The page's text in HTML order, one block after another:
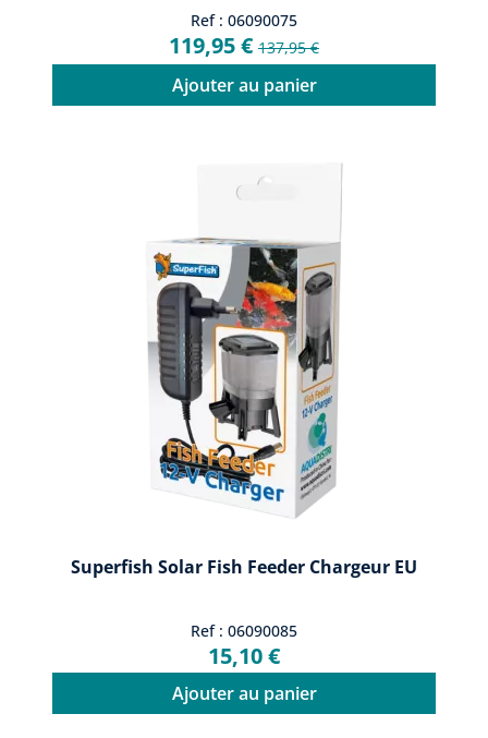
Ref : 06090075
119,95 € 137,95 €
Ajouter au panier
Superfish Solar Fish Feeder Chargeur EU
Ref : 06090085
15,10 €
Ajouter au panier